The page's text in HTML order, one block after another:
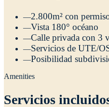
—2.800m² con
—Vista 180° océano
—Calle privada con 3
—Servicios de UTE/
—Posibilidad
Amenities
Servicios